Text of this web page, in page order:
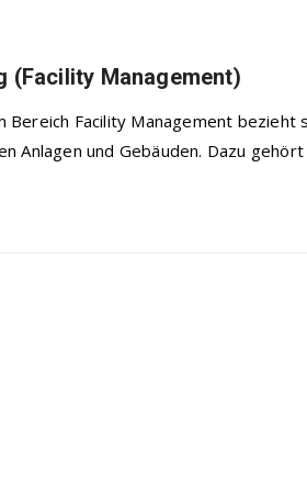
(Facility Management)
Facility Management bezieht
Anlagen und Gebäuden. Dazu gehört